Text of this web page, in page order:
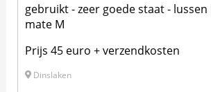
gebruikt - zeer goede staat -
mate M
Prijs 45 euro + verzendkosten
Dinslaken